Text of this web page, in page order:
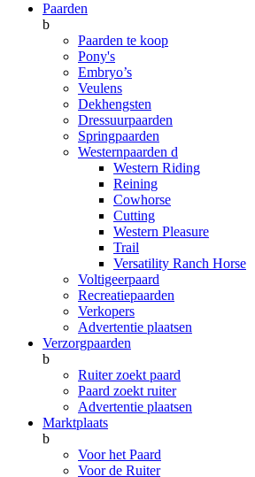
Paarden
b
Paarden te koop
Pony's
Embryo’s
Veulens
Dekhengsten
Dressuurpaarden
Springpaarden
Westernpaarden d
Western Riding
Reining
Cowhorse
Cutting
Western Pleasure
Trail
Versatility Ranch Horse
Voltigeerpaard
Recreatiepaarden
Verkopers
Advertentie plaatsen
Verzorgpaarden
b
Ruiter zoekt paard
Paard zoekt ruiter
Advertentie plaatsen
Marktplaats
b
Voor het Paard
Voor de Ruiter